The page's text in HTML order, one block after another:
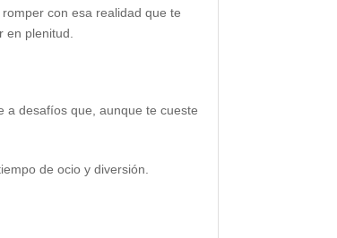
con esa realidad que te
plenitud.
a desafíos que, aunque te cueste
de ocio y diversión.